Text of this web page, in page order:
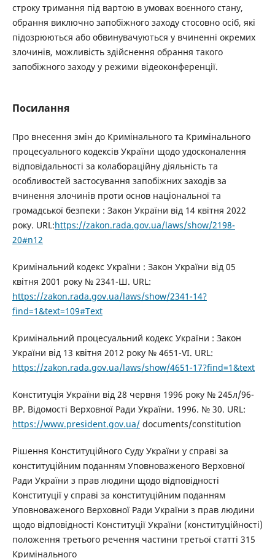
строку тримання під вартою в умовах воєнного стану,
обрання виключно запобіжного заходу стосовно осіб, які
підозрюються або обвинувачуються у вчиненні окремих
злочинів, можливість здійснення обрання такого
запобіжного заходу у режими відеоконференції.
Посилання
Про внесення змін до Кримінального та Кримінального
процесуального кодексів України щодо удосконалення
відповідальності за колабораційну діяльність та
особливостей застосування запобіжних заходів за
вчинення злочинів проти основ національної та
громадської безпеки : Закон України від 14 квітня 2022
року. URL:https://zakon.rada.gov.ua/laws/show/2198-
20#n12
Кримінальний кодекс України : Закон України від 05
квітня 2001 року № 2341-Ш. URL:
https://zakon.rada.gov.ua/laws/show/2341-14?
find=1&text=109#Text
Кримінальний процесуальний кодекс України : Закон
України від 13 квітня 2012 року № 4651-VI. URL:
https://zakon.rada.gov.ua/laws/show/4651-17?find=1&text
Конституція України від 28 червня 1996 року № 245л/96-
ВР. Відомості Верховної Ради України. 1996. № 30. URL:
https://www.president.gov.ua/documents/constitution
Рішення Конституційного Суду України у справі за
конституційним поданням Уповноваженого Верховної
Ради України з прав людини щодо відповідності
Конституції у справі за конституційним поданням
Уповноваженого Верховної Ради України з прав людини
щодо відповідності Конституції України (конституційності)
положення третього речення частини третьої статті 315
Кримінального